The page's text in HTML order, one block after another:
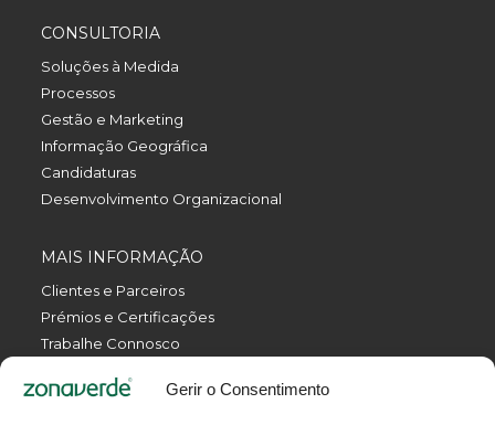
Gerir o Consentimento
CONSULTORIA
Soluções à Medida
Processos
Gestão e Marketing
Informação Geográfica
Candidaturas
Desenvolvimento Organizacional
MAIS INFORMAÇÃO
Clientes e Parceiros
Prémios e Certificações
Trabalhe Connosco
Política da Qualidade